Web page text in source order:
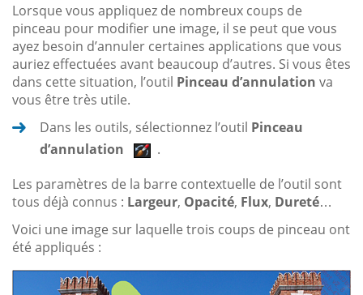
Lorsque vous appliquez de nombreux coups de
pinceau pour modifier une image, il se peut que vous
ayez besoin d’annuler certaines applications que vous
auriez effectuées avant beaucoup d’autres. Si vous êtes
dans cette situation, l’outil Pinceau d’annulation va
vous être très utile.
Dans les outils, sélectionnez l’outil Pinceau
d’annulation
.
Les paramètres de la barre contextuelle de l’outil sont
tous déjà connus : Largeur, Opacité, Flux, Dureté…
Voici une image sur laquelle trois coups de pinceau ont
été appliqués :